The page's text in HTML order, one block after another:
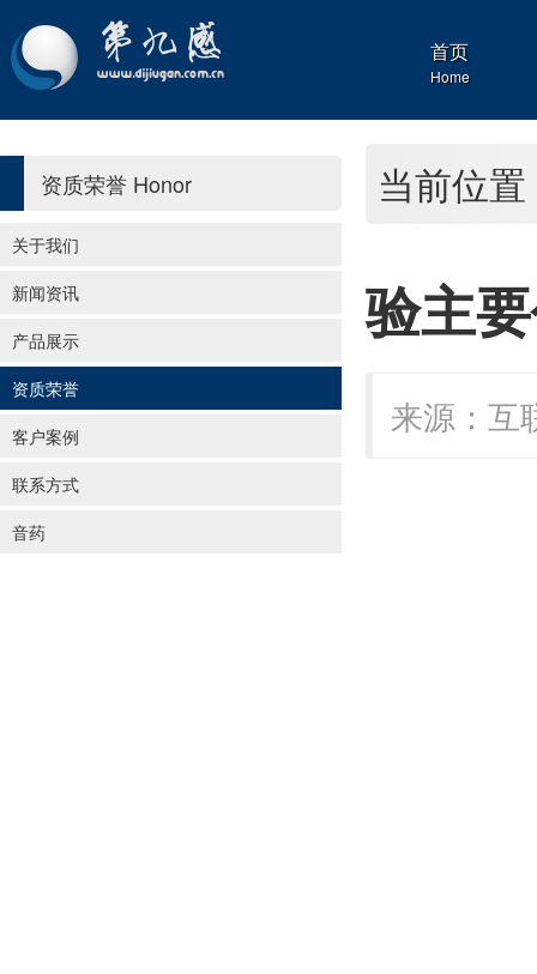
首页
Home
资质荣誉 Honor
关于我们
新闻资讯
产品展示
资质荣誉
客户案例
联系方式
音药
当前位
验主
来源：互